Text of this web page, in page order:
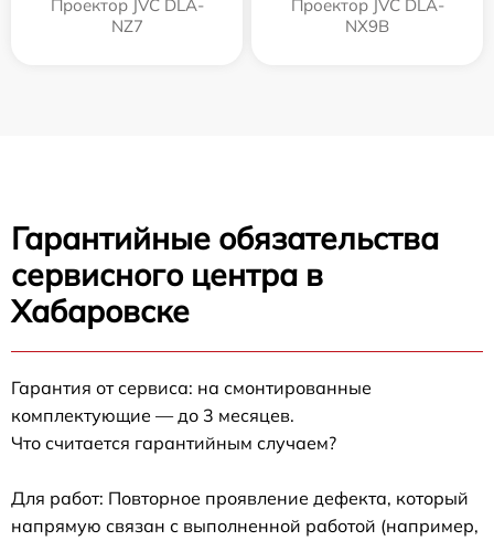
Проектор JVC DLA-
NZ7
Проектор JVC DLA-
NX9B
Гарантийные обязательства
сервисного центра в
Хабаровске
Гарантия от сервиса: на смонтированные
комплектующие — до 3 месяцев.
Что считается гарантийным случаем?
Для работ: Повторное проявление дефекта, который
напрямую связан с выполненной работой (например,